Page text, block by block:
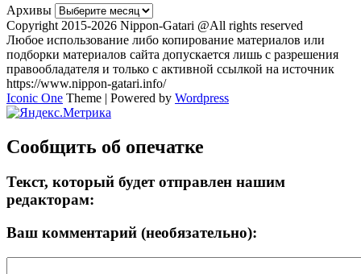
Архивы
Copyright 2015-2026 Nippon-Gatari @All rights reserved
Любое использование либо копирование материалов или
подборки материалов сайта допускается лишь с разрешения
правообладателя и только с активной ссылкой на источник
https://www.nippon-gatari.info/
Iconic One Theme | Powered by Wordpress
Сообщить об опечатке
Текст, который будет отправлен нашим
редакторам:
Ваш комментарий (необязательно):